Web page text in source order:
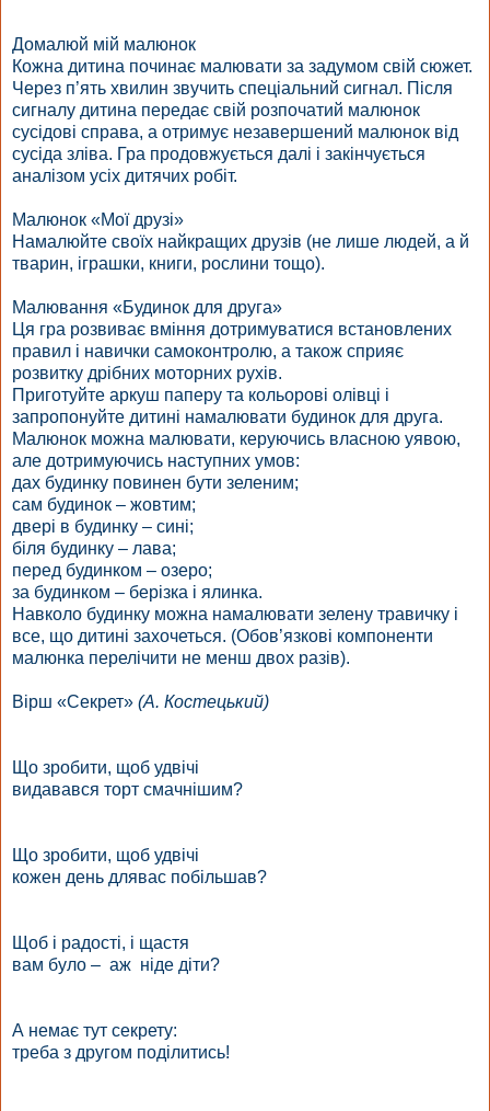
Домалюй мій малюнок
Кожна дитина починає малювати за задумом свій сюжет.
Через п’ять хвилин звучить спеціальний сигнал. Після
сигналу дитина передає свій розпочатий малюнок
сусідові справа, а отримує незавершений малюнок від
сусіда зліва. Гра продовжується далі і закінчується
аналізом усіх дитячих робіт.
Малюнок «Мої друзі»
Намалюйте своїх найкращих друзів (не лише людей, а й
тварин, іграшки, книги, рослини тощо).
Малювання «Будинок для друга»
Ця гра розвиває вміння дотримуватися встановлених
правил і навички самоконтролю, а також сприяє
розвитку дрібних моторних рухів.
Приготуйте аркуш паперу та кольорові олівці і
запропонуйте дитині намалювати будинок для друга.
Малюнок можна малювати, керуючись власною уявою,
але дотримуючись наступних умов:
дах будинку повинен бути зеленим;
сам будинок – жовтим;
двері в будинку – сині;
біля будинку – лава;
перед будинком – озеро;
за будинком – берізка і ялинка.
Навколо будинку можна намалювати зелену травичку і
все, що дитині захочеться. (Обов’язкові компоненти
малюнка перелічити не менш двох разів).
Вірш «Секрет» (А. Костецький)
Що зробити, щоб удвічі
видавався торт смачнішим?
Що зробити, щоб удвічі
кожен день длявас побільшав?
Щоб і радості, і щастя
вам було – аж ніде діти?
А немає тут секрету:
треба з другом поділитись!